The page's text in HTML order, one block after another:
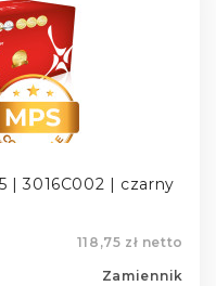
| 3016C002 | czarny
118,75 zł netto
Zamiennik